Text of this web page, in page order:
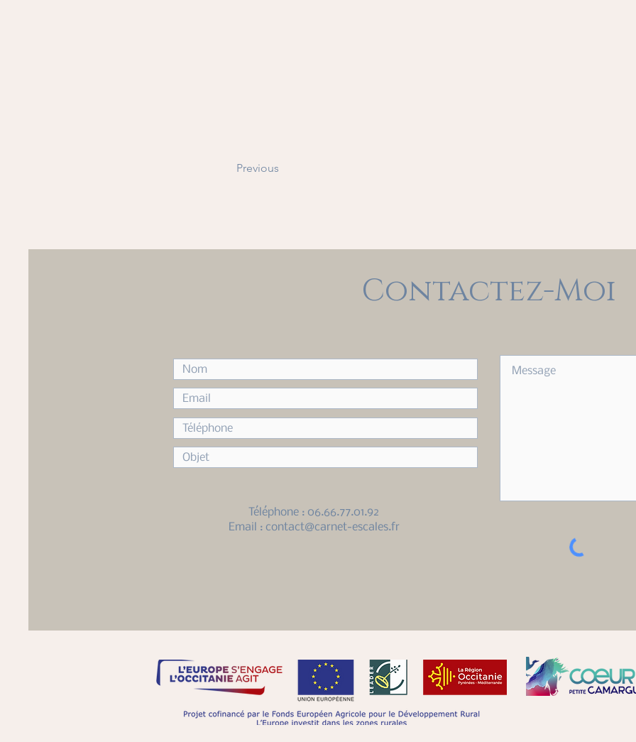
Previous
Contactez-Moi
Téléphone : 06.66.77.01.92
Email : contact@carnet-escales.fr